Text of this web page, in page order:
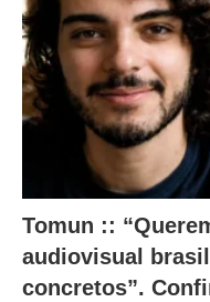
i
x
o
.
Tomun ::
audiovisual
concretos”.